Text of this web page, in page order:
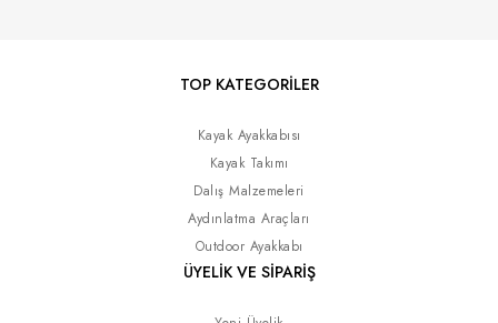
TOP KATEGORİLER
Kayak Ayakkabısı
Kayak Takımı
Dalış Malzemeleri
Aydınlatma Araçları
Outdoor Ayakkabı
ÜYELİK VE SİPARİŞ